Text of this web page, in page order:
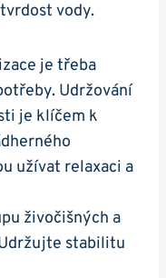
vody.
je​ třeba
Udržování
je ⁤klíčem k​
užívat ‌relaxaci⁢ a